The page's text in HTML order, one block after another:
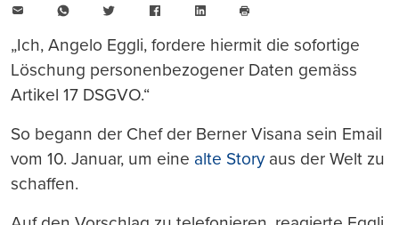
WhatsAppTwitter FacebookLinkedIn
drucken
„Ich, Angelo Eggli, fordere hiermit die sofortige
Löschung personenbezogener Daten gemäss
Artikel 17 DSGVO.“
So begann der Chef der Berner Visana sein Email
vom 10. Januar, um eine alte Storyaus der Welt zu
schaffen.